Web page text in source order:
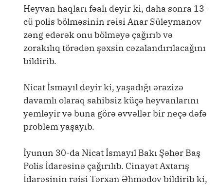
Heyvan haqları fəalı deyir ki, daha sonra 13-
cü polis bölməsinin rəisi Anar Süleymanov
zəng edərək onu bölməyə çağırıb və
zorakılıq törədən şəxsin cəzalandırılacağını
bildirib.
Nicat İsmayıl deyir ki, yaşadığı ərazizə
davamlı olaraq sahibsiz küçə heyvanlarını
yemləyir və buna görə əvvəllər bir neçə dəfə
problem yaşayıb.
İyunun 30-da Nicat İsmayıl Bakı Şəhər Baş
Polis İdarəsinə çağırılıb. Cinayət Axtarış
İdarəsinin rəisi Tərxan Əhmədov bildirib ki,